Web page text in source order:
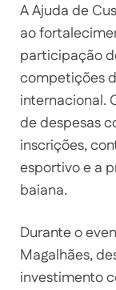
A Ajuda de
ao
participação
competições
internacional.
de despesas
inscrições,
esportivo e a
baiana.
Durante o
Magalhães,
investimento